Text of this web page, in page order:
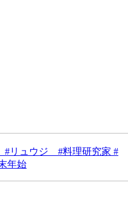
#リュウジ #料理研究家 #
年始